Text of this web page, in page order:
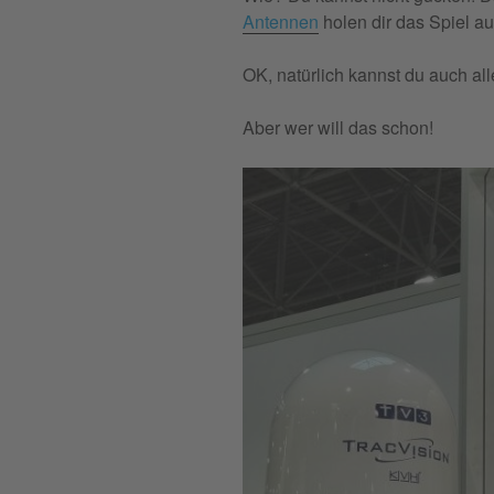
Antennen holen dir das Spiel
OK, natürlich kannst du auch
Aber wer will das schon!